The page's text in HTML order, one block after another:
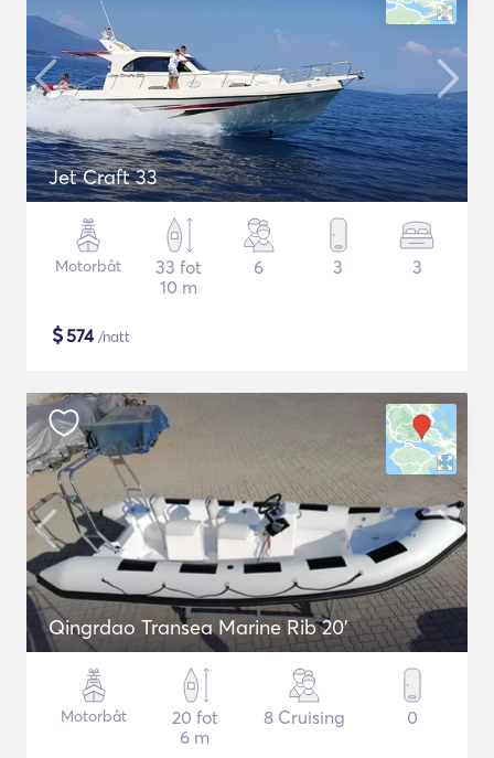
Jet Craft 33
Motorbåt
33 fot
10 m
6 3 3
$574/natt
Qingrdao Transea Marine Rib 20'
Motorbåt
20 fot
6 m
8 Cruising 0